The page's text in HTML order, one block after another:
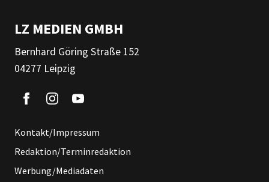
LZ MEDIEN GMBH
Bernhard Göring Straße 152
04277 Leipzig
Kontakt/Impressum
Redaktion/Terminredaktion
Werbung/Mediadaten